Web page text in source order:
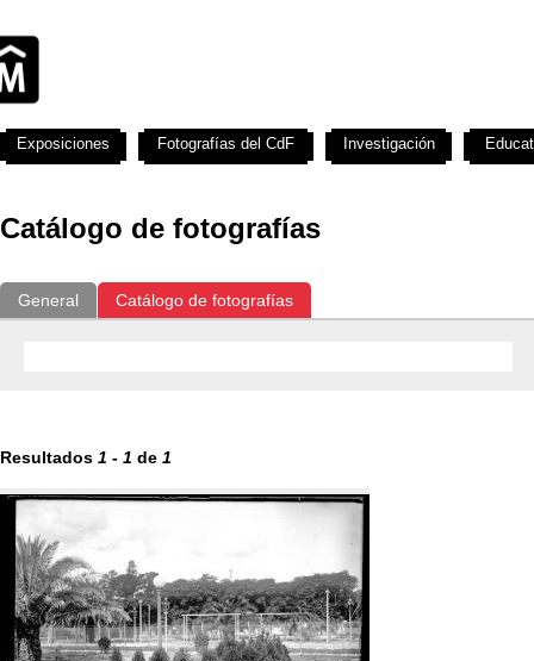
Catálogo de fotografías
General Catálogo de fotografías
Resultados 1 - 1 de 1
Exposiciones Fotografías del CdF Investigación